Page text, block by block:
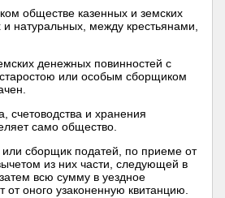
обществе казенных и земских
натуральных, между крестьянами,
денежных повинностей с
старостою или особым сборщиком
счетоводства и хранения
само общество.
или сборщик податей, по приеме от
из них части, следующей в
всю сумму в уездное
от оного узаконенную квитанцию.